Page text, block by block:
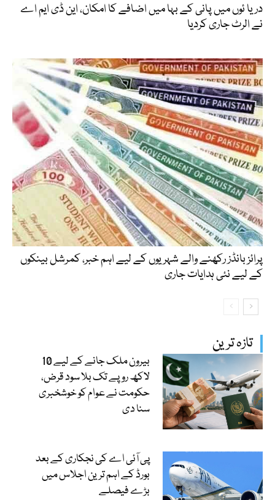
تازہ ترین
بیرون ملک جانے کے لیے 10
لاکھ روپے تک بلا سود قرض،
حکومت نے عوام کو خوشخبری
سنا دی
پی آئی اے کی نجکاری کے بعد
بورڈ کے اہم ترین اجلاس میں
بڑے فیصلے
دریا ئوں میں پانی کے بہا میں اضافے کا امکان، این ڈی ایم اے
نے الرٹ جاری کردیا
پرائز بانڈز رکھنے والے شہریوں کے لیے اہم خبر، کمرشل بینکوں
کے لیے نئی ہدایات جاری